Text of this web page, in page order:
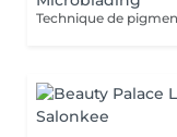
Technique de